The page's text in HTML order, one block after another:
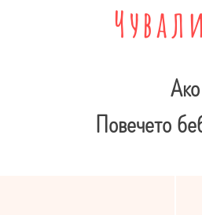
Повечето